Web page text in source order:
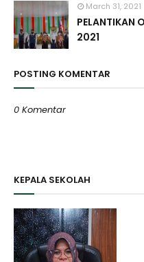
March 31, 2021
PELANTIKAN
2021
POSTING KOMENTAR
0 Komentar
KEPALA SEKOLAH